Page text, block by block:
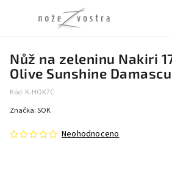
Nůž na zeleninu Nakiri
Olive Sunshine
Kód: K-HOK7C
Neohodnoceno
Značka:SOK